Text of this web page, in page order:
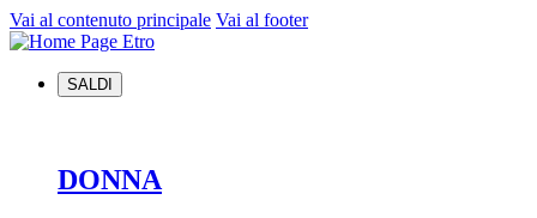
Vai al contenuto principale Vai al footer
SALDI
DONNA